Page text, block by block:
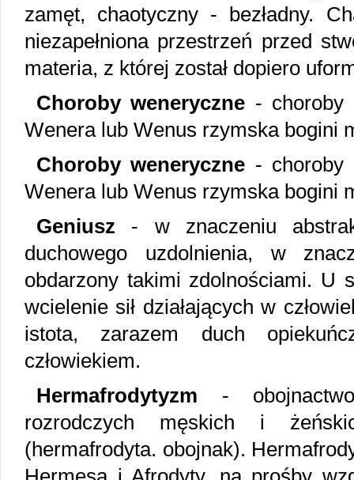
zamęt, chaotyczny - bezładny.
niezapełniona przestrzeń przed
materia, z której został dopiero
Choroby weneryczne - choroby
Wenera lub Wenus rzymska bogini
Choroby weneryczne - choroby
Wenera lub Wenus rzymska bogini
Geniusz - w znaczeniu
duchowego uzdolnienia, w
obdarzony takimi zdolnościami. U
wcielenie sił działających w
istota, zarazem duch
człowiekiem.
Hermafrodytyzm -
rozrodczych męskich i
(hermafrodyta. obojnak).